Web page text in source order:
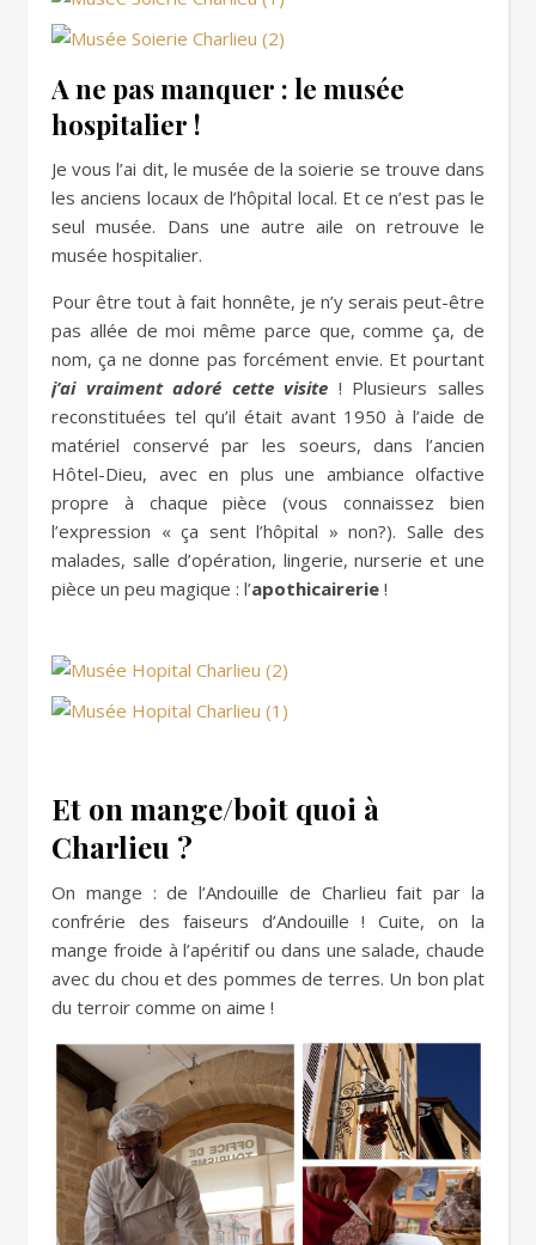
A ne pas manquer : le musée
hospitalier !
Je vous l’ai dit, le musée de la soierie se trouve dans
les anciens locaux de l’hôpital local. Et ce n’est pas le
seul musée. Dans une autre aile on retrouve le
musée hospitalier.
Pour être tout à fait honnête, je n’y serais peut-être
pas allée de moi même parce que, comme ça, de
nom, ça ne donne pas forcément envie. Et pourtant
j’ai vraiment adoré cette visite ! Plusieurs salles
reconstituées tel qu’il était avant 1950 à l’aide de
matériel conservé par les soeurs, dans l’ancien
Hôtel-Dieu, avec en plus une ambiance olfactive
propre à chaque pièce (vous connaissez bien
l’expression « ça sent l’hôpital » non?). Salle des
malades, salle d’opération, lingerie, nurserie et une
pièce un peu magique : l’apothicairerie !
Et on mange/boit quoi à
Charlieu ?
On mange : de l’Andouille de Charlieu fait par la
confrérie des faiseurs d’Andouille ! Cuite, on la
mange froide à l’apéritif ou dans une salade, chaude
avec du chou et des pommes de terres. Un bon plat
du terroir comme on aime !